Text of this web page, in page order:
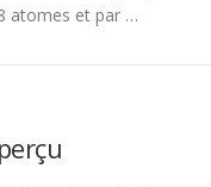
atomes et par …